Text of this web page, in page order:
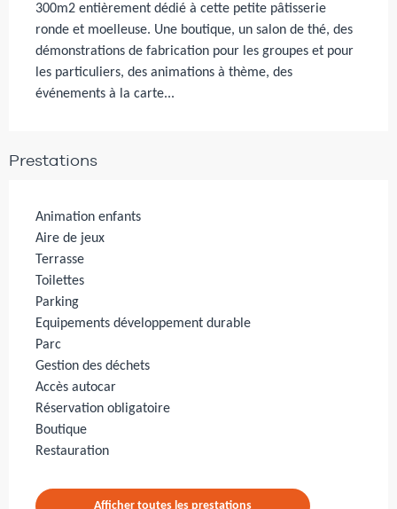
300m2 entièrement dédié à cette petite pâtisserie
ronde et moelleuse. Une boutique, un salon de thé, des
démonstrations de fabrication pour les groupes et pour
les particuliers, des animations à thème, des
événements à la carte...
Prestations
Animation enfants
Aire de jeux
Terrasse
Toilettes
Parking
Equipements développement durable
Parc
Gestion des déchets
Accès autocar
Réservation obligatoire
Boutique
Restauration
Afficher toutes les prestations